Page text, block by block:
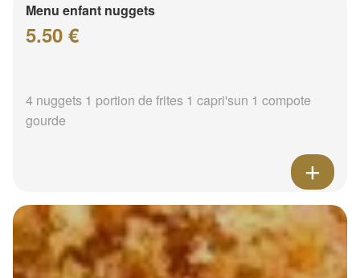
Menu enfant nuggets
5.50 €
4 nuggets 1 portion de frites 1 capri'sun 1 compote
gourde